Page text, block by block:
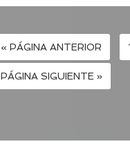
« PÁGINA ANTERIOR
PÁGINA SIGUIENTE »